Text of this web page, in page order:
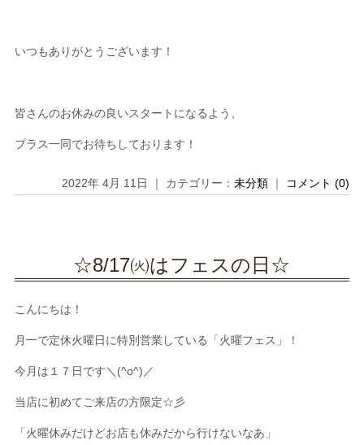
いつもありがとうございます！
皆さんのお休みの良いスタートになるよう、
プラス一同でお待ちしております！
2022年 4月 11日 ｜ カテゴリー：未分類 ｜ コメント (0)
☆8/17㈫はフェスの日☆
こんにちは！
月一で定休火曜日に特別営業している「火曜フェス」！
今月は１７日です＼(^o^)／
当店に初めてご来店の方限定☆彡
「火曜休みだけどお店も休みだから行けないなあ」